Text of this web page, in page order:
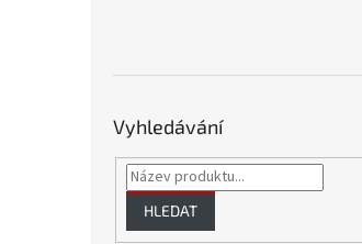
Vyhledávání
HLEDAT